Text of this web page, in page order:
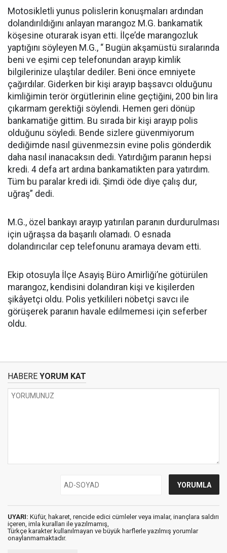
Motosikletli yunus polislerin konuşmaları ardından
dolandırıldığını anlayan marangoz M.G. bankamatik
köşesine oturarak isyan etti. İlçe’de marangozluk
yaptığını söyleyen M.G., “ Bugün akşamüstü sıralarında
beni ve eşimi cep telefonundan arayıp kimlik
bilgilerinize ulaştılar dediler. Beni önce emniyete
çağırdılar. Giderken bir kişi arayıp başsavcı olduğunu
kimliğimin terör örgütlerinin eline geçtiğini, 200 bin lira
çıkarmam gerektiği söylendi. Hemen geri dönüp
bankamatiğe gittim. Bu sırada bir kişi arayıp polis
olduğunu söyledi. Bende sizlere güvenmiyorum
dediğimde nasıl güvenmezsin evine polis gönderdik
daha nasıl inanacaksın dedi. Yatırdığım paranın hepsi
kredi. 4 defa art ardına bankamatikten para yatırdım.
Tüm bu paralar kredi idi. Şimdi öde diye çalış dur,
uğraş” dedi.
M.G., özel bankayı arayıp yatırılan paranın durdurulması
için uğraşsa da başarılı olamadı. O esnada
dolandırıcılar cep telefonunu aramaya devam etti.
Ekip otosuyla İlçe Asayiş Büro Amirliği’ne götürülen
marangoz, kendisini dolandıran kişi ve kişilerden
şikâyetçi oldu. Polis yetkilileri nöbetçi savcı ile
görüşerek paranın havale edilmemesi için seferber
oldu.
HABERE YORUM KAT
UYARI: Küfür, hakaret, rencide edici cümleler veya imalar, inançlara saldırı
içeren, imla kuralları ile yazılmamış,
Türkçe karakter kullanılmayan ve büyük harflerle yazılmış yorumlar
onaylanmamaktadır.